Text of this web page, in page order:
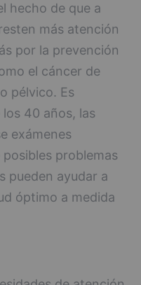
hecho de que a
más atención
por la prevención
el cáncer de
pélvico. Es
40 años, las
exámenes
problemas
pueden ayudar a
óptimo a medida